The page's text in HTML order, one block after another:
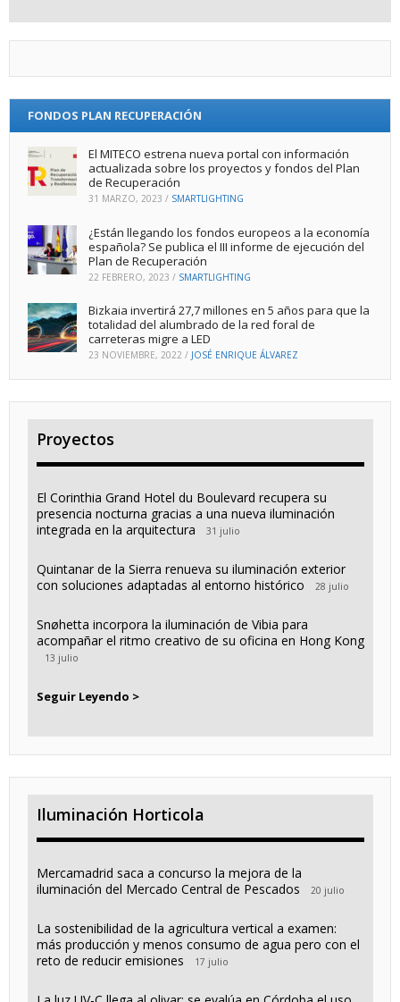
FONDOS PLAN RECUPERACIÓN
El MITECO estrena nueva portal con información
actualizada sobre los proyectos y fondos del Plan
de Recuperación
31 MARZO, 2023 / SMARTLIGHTING
¿Están llegando los fondos europeos a la economía
española? Se publica el III informe de ejecución del
Plan de Recuperación
22 FEBRERO, 2023 / SMARTLIGHTING
Bizkaia invertirá 27,7 millones en 5 años para que la
totalidad del alumbrado de la red foral de
carreteras migre a LED
23 NOVIEMBRE, 2022 / JOSÉ ENRIQUE ÁLVAREZ
Proyectos
El Corinthia Grand Hotel du Boulevard recupera su
presencia nocturna gracias a una nueva iluminación
integrada en la arquitectura
31 julio
Quintanar de la Sierra renueva su iluminación exterior
con soluciones adaptadas al entorno histórico
28 julio
Snøhetta incorpora la iluminación de Vibia para
acompañar el ritmo creativo de su oficina en Hong Kong
13 julio
Seguir Leyendo >
Iluminación Horticola
Mercamadrid saca a concurso la mejora de la
iluminación del Mercado Central de Pescados
20 julio
La sostenibilidad de la agricultura vertical a examen:
más producción y menos consumo de agua pero con el
reto de reducir emisiones
17 julio